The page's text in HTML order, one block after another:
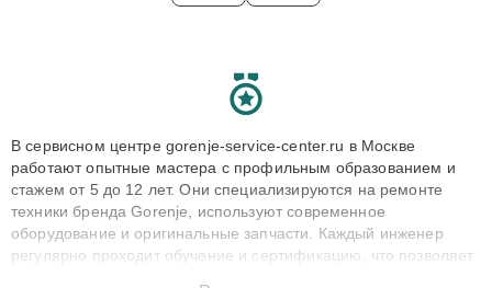
В сервисном центре gorenje-service-center.ru в Москве
работают опытные мастера с профильным образованием и
стажем от 5 до 12 лет. Они специализируются на ремонте
техники бренда Gorenje, используют современное
оборудование и оригинальные запчасти. Каждый инженер
регулярно проходит обучение и сертификацию, что позволяет